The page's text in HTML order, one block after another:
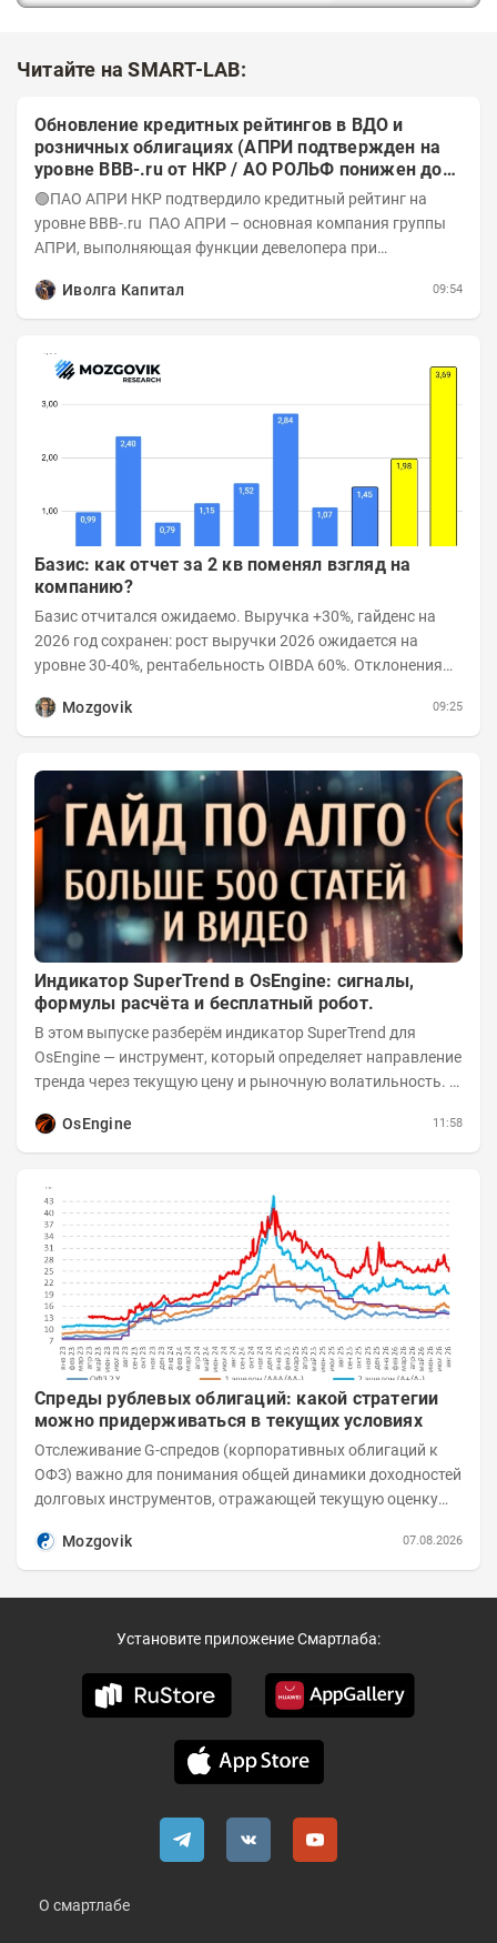
Читайте на SMART-LAB:
Обновление кредитных рейтингов в ВДО и
розничных облигациях (АПРИ подтвержден на
уровне BBB-.ru от НКР / АО РОЛЬФ понижен до
А-(RU) / Элит Строй присвоен на уровне BBB.ru)
🟢ПАО АПРИ НКР подтвердило кредитный рейтинг на
уровне BBB-.ru ПАО АПРИ – основная компания группы
АПРИ, выполняющая функции девелопера при
Иволга Капитал
09:54
Базис: как отчет за 2 кв поменял взгляд на
компанию?
Базис отчитался ожидаемо. Выручка +30%, гайденс на
2026 год сохранен: рост выручки 2026 ожидается на
уровне 30-40%, рентабельность OIBDA 60%. Отклонения
Mozgovik
09:25
Индикатор SuperTrend в OsEngine: сигналы,
формулы расчёта и бесплатный робот.
В этом выпуске разберём индикатор SuperTrend для
OsEngine — инструмент, который определяет направление
тренда через текущую цену и рыночную волатильность. В
OsEngine
11:58
Спреды рублевых облигаций: какой стратегии
можно придерживаться в текущих условиях
Отслеживание G-спредов (корпоративных облигаций к
ОФЗ) важно для понимания общей динамики доходностей
долговых инструментов, отражающей текущую оценку
Mozgovik
07.08.2026
Установите приложение Смартлаба:
О смартлабе